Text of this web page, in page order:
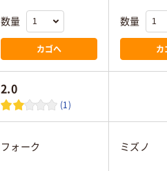
数量
カゴへ
数量
カ
2.0
(1)
フォーク ミズノ